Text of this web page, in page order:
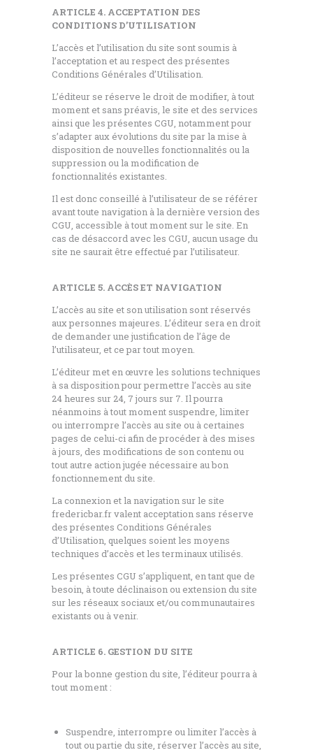
ARTICLE 4. ACCEPTATION DES
CONDITIONS D’UTILISATION
L’accès et l’utilisation du site sont soumis à
l’acceptation et au respect des présentes
Conditions Générales d’Utilisation.
L’éditeur se réserve le droit de modifier, à tout
moment et sans préavis, le site et des services
ainsi que les présentes CGU, notamment pour
s’adapter aux évolutions du site par la mise à
disposition de nouvelles fonctionnalités ou la
suppression ou la modification de
fonctionnalités existantes.
Il est donc conseillé à l’utilisateur de se référer
avant toute navigation à la dernière version des
CGU, accessible à tout moment sur le site. En
cas de désaccord avec les CGU, aucun usage du
site ne saurait être effectué par l’utilisateur.
ARTICLE 5. ACCÈS ET NAVIGATION
L’accès au site et son utilisation sont réservés
aux personnes majeures. L’éditeur sera en droit
de demander une justification de l’âge de
l’utilisateur, et ce par tout moyen.
L’éditeur met en œuvre les solutions techniques
à sa disposition pour permettre l’accès au site
24 heures sur 24, 7 jours sur 7. Il pourra
néanmoins à tout moment suspendre, limiter
ou interrompre l’accès au site ou à certaines
pages de celui-ci afin de procéder à des mises
à jours, des modifications de son contenu ou
tout autre action jugée nécessaire au bon
fonctionnement du site.
La connexion et la navigation sur le site
fredericbar.fr valent acceptation sans réserve
des présentes Conditions Générales
d’Utilisation, quelques soient les moyens
techniques d’accès et les terminaux utilisés.
Les présentes CGU s’appliquent, en tant que de
besoin, à toute déclinaison ou extension du site
sur les réseaux sociaux et/ou communautaires
existants ou à venir.
ARTICLE 6. GESTION DU SITE
Pour la bonne gestion du site, l’éditeur pourra à
tout moment :
Suspendre, interrompre ou limiter l’accès à
tout ou partie du site, réserver l’accès au site,